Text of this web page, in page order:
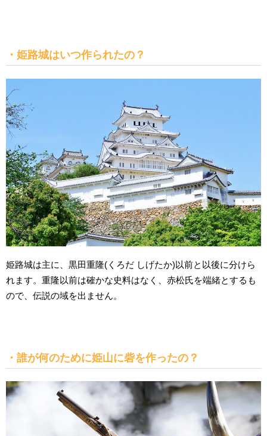
・姫路城はいつ作られたの？
姫路城は主に、黒田重隆(くろだ しげたか)以前と以後に分けら
れます。重隆以前は確かな史料はなく、赤松氏を端緒とするも
ので、伝説の域を出ません。
・誰が何のために姫山に砦を作ったの？